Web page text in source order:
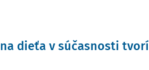
dieťa v súčasnosti